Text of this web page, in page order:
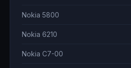
Nokia 5800
Nokia 6210
Nokia C7-00